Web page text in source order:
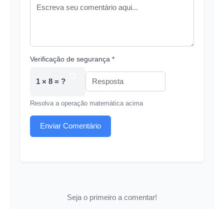
Verificação de segurança *
1 × 8 = ?
Resolva a operação matemática acima
Enviar Comentário
Seja o primeiro a comentar!